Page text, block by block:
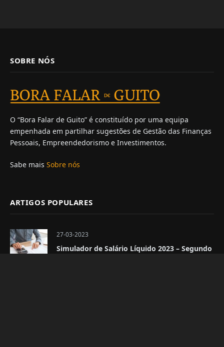
SOBRE NÓS
O “Bora Falar de Guito” é constituído por uma equipa
empenhada em partilhar sugestões de Gestão das Finanças
Pessoais, Empreendedorismo e Investimentos.
Sabe mais Sobre nós
ARTIGOS POPULARES
27-03-2023
Simulador de Salário Líquido 2023 – Segundo